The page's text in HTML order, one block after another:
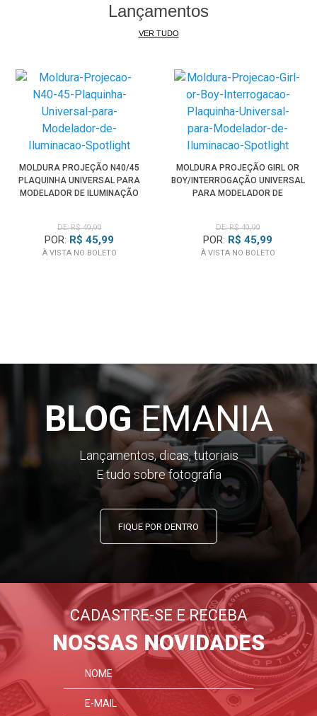
Lançamentos
VER TUDO
MOLDURA PROJEÇÃO N40/45
PLAQUINHA UNIVERSAL PARA
MODELADOR DE ILUMINAÇÃO
DE: R$ 49,99
POR: R$ 45,99
À VISTA NO BOLETO
MOLDURA PROJEÇÃO GIRL OR
BOY/INTERROGAÇÃO UNIVERSAL
PARA MODELADOR DE
DE: R$ 49,99
POR: R$ 45,99
À VISTA NO BOLETO
BLOGEMANIA
Lançamentos, dicas, tutoriais
E tudo sobre fotografia
FIQUE POR DENTRO
CADASTRE-SE E RECEBA
NOSSAS NOVIDADES